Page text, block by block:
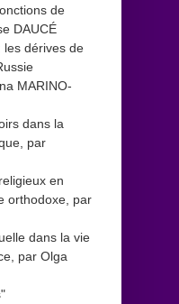
de
DAUCÉ
les dérives de
MARINO-
dans la
par
en
orthodoxe, par
dans la vie
par Olga